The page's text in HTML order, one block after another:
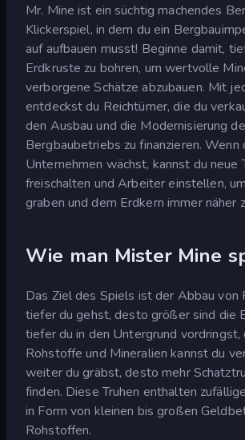
Mr. Mine ist ein süchtig machendes
Klickerspiel, in dem du ein
auf aufbauen musst! Beginne damit,
Erdkruste zu bohren, um wertvolle
verborgene Schätze abzubauen. Mit
entdeckst du Reichtümer, die du
den Ausbau und die Modernisierung
Bergbaubetriebs zu finanzieren. Wenn
Unternehmen wächst, kannst du neue
freischalten und Arbeiter einstellen,
graben und dem Erdkern immer näher
Wie man Mister Mine
Das Ziel des Spiels ist der Abbau von
tiefer du gehst, desto größer sind die
tiefer du in den Untergrund
Rohstoffe und Mineralien kannst du
weiter du gräbst, desto mehr
finden. Diese Truhen enthalten
in Form von kleinen bis großen
Rohstoffen.